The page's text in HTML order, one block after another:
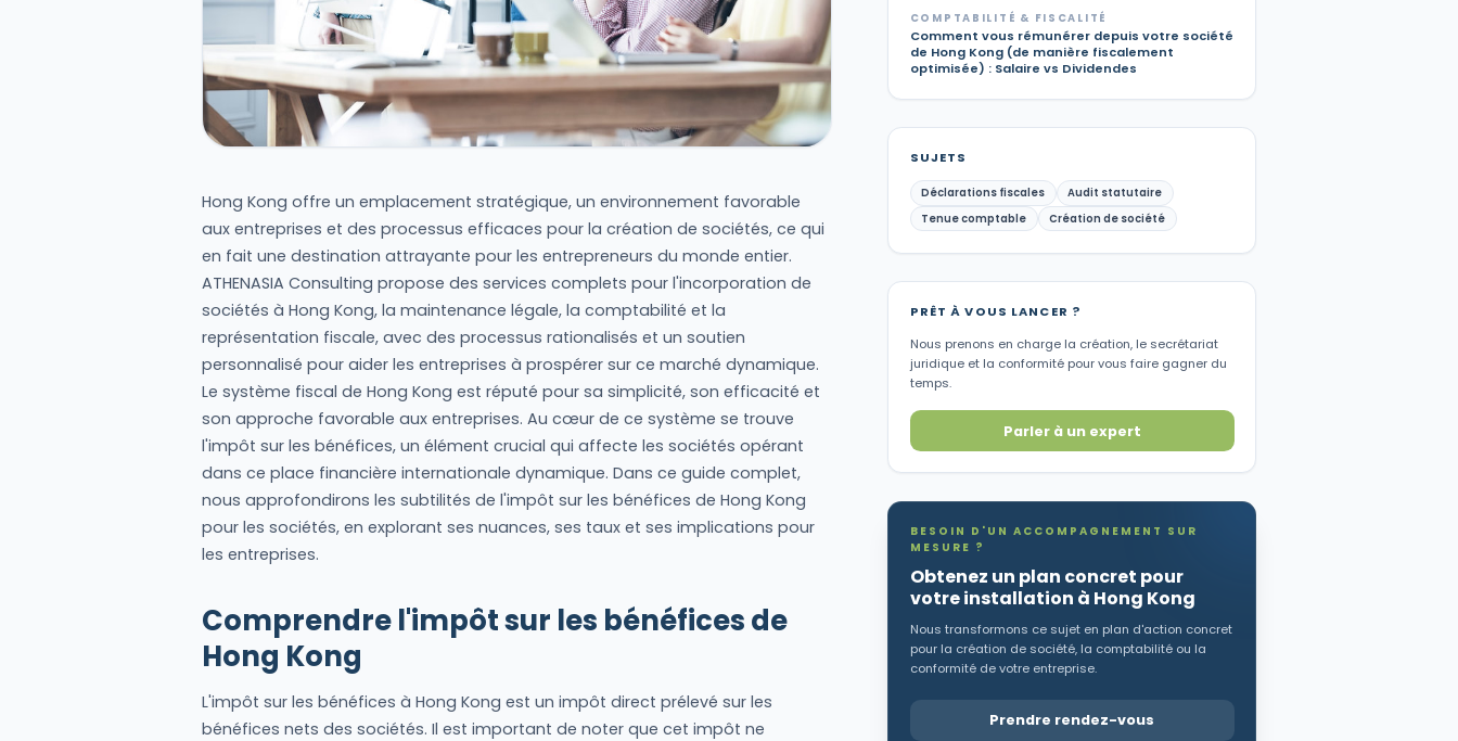
Hong Kong offre un emplacement stratégique, un environnement favorable
aux entreprises et des processus efficaces pour la création de sociétés, ce qui
en fait une destination attrayante pour les entrepreneurs du monde entier.
ATHENASIA Consulting propose des services complets pour l'incorporation de
sociétés à Hong Kong, la maintenance légale, la comptabilité et la
représentation fiscale, avec des processus rationalisés et un soutien
personnalisé pour aider les entreprises à prospérer sur ce marché dynamique.
Le système fiscal de Hong Kong est réputé pour sa simplicité, son efficacité et
son approche favorable aux entreprises. Au cœur de ce système se trouve
l'impôt sur les bénéfices, un élément crucial qui affecte les sociétés opérant
dans ce place financière internationale dynamique. Dans ce guide complet,
nous approfondirons les subtilités de l'impôt sur les bénéfices de Hong Kong
pour les sociétés, en explorant ses nuances, ses taux et ses implications pour
les entreprises.
Comprendre l'impôt sur les bénéfices de
Hong Kong
L'impôt sur les bénéfices à Hong Kong est un impôt direct prélevé sur les
bénéfices nets des sociétés. Il est important de noter que cet impôt ne
COMPTABILITÉ & FISCALITÉ
Comment vous rémunérer depuis votre société
de Hong Kong (de manière fiscalement
optimisée) : Salaire vs Dividendes
SUJETS
Déclarations fiscales
Audit statutaire
Tenue comptable
Création de société
PRÊT À VOUS LANCER ?
Nous prenons en charge la création, le secrétariat
juridique et la conformité pour vous faire gagner du
temps.
Parler à un expert
BESOIN D'UN ACCOMPAGNEMENT SUR
MESURE ?
Obtenez un plan concret pour
votre installation à Hong Kong
Nous transformons ce sujet en plan d'action concret
pour la création de société, la comptabilité ou la
conformité de votre entreprise.
Prendre rendez-vous